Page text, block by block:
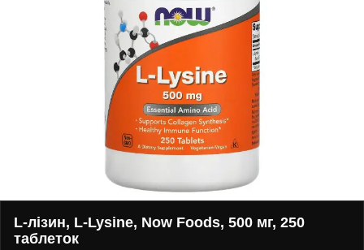
L-лізин, L-Lysine, Now Foods, 500 мг, 250
таблеток